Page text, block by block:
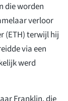
die worden
verloor
(ETH) terwijl hij
via een
werd